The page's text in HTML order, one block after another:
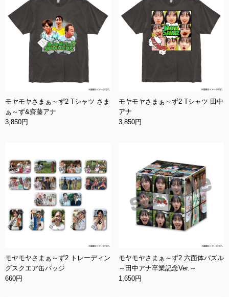
モヤモヤさまぁ～ず2 Tシャツ さま
ぁ～ず&齋藤アナ
3,850円
モヤモヤさまぁ～ず2 Tシャツ 田中
アナ
3,850円
モヤモヤさまぁ～ず2 トレーディン
グスクエア缶バッジ
660円
モヤモヤさまぁ～ず2 六面体パズル
～田中アナ卒業記念Ver.～
1,650円